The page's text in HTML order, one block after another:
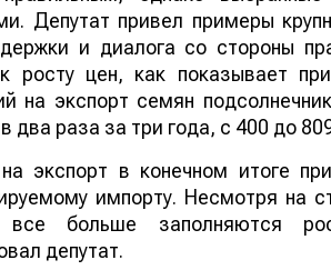
Депутат привел примеры
и диалога со стороны
росту цен, как показывает
на экспорт семян
два раза за три года, с 400 до
экспорт в конечном итоге
импорту. Несмотря на
все больше заполняются
депутат.